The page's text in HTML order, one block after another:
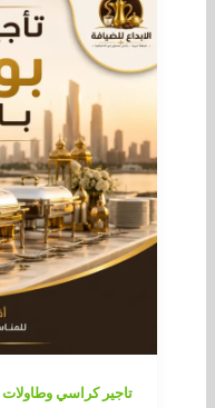
تاجير كراسي وطاولات |65080771 | الابداع